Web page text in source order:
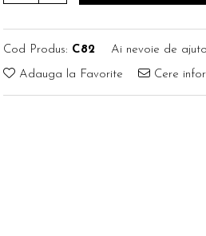
Cod Produs: C82 Ai nevoie de
Adauga la Favorite Cere